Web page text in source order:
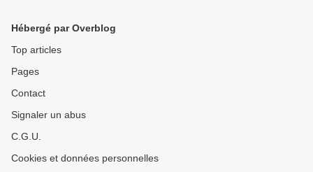
Hébergé par Overblog
Top articles
Pages
Contact
Signaler un abus
C.G.U.
Cookies et données personnelles